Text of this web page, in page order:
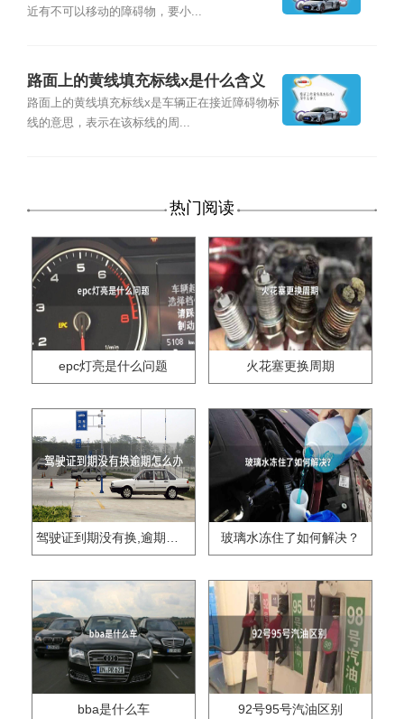
近有不可以移动的障碍物，要小...
路面上的黄线填充标线x是什么含义
路面上的黄线填充标线x是车辆正在接近障碍物标
线的意思，表示在该标线的周...
热门阅读
epc灯亮是什么问题 火花塞更换周期
驾驶证到期没有换,逾期怎么办?? 玻璃水冻住了如何解决？
bba是什么车 92号95号汽油区别